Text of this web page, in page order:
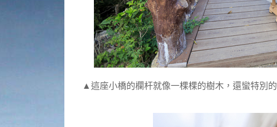
▲這座小橋的欄杆就像一棵棵的樹木，還蠻特別的